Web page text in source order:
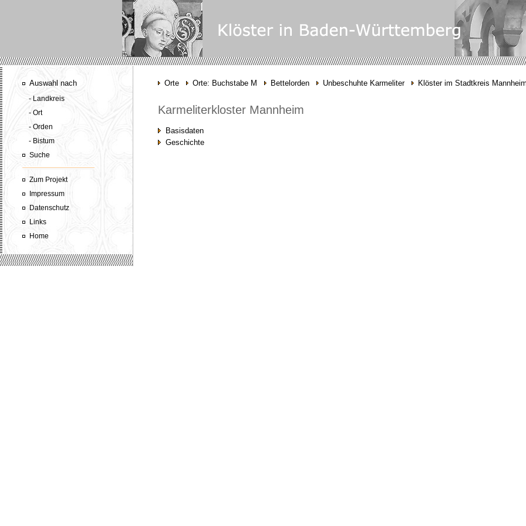
Auswahl nach
- Landkreis
- Ort
- Orden
- Bistum
Suche
Zum Projekt
Impressum
Datenschutz
Links
Home
Orte Orte: Buchstabe M Bettelorden Unbeschuhte Karmeliter Klöster im Stadtkreis
Karmeliterkloster Mannheim
Basisdaten
Geschichte